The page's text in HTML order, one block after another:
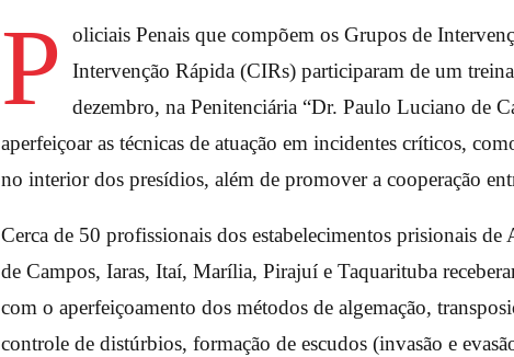
P
oliciais Penais que compõem os Grupos de
Intervenção Rápida (CIRs) participaram de um
dezembro, na Penitenciária “Dr. Paulo Luciano de
aperfeiçoar as técnicas de atuação em incidentes críticos,
no interior dos presídios, além de promover a cooperação
Cerca de 50 profissionais dos estabelecimentos prisionais de
de Campos, Iaras, Itaí, Marília, Pirajuí e Taquarituba
com o aperfeiçoamento dos métodos de algemação,
controle de distúrbios, formação de escudos (invasão e